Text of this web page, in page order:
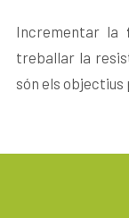
Incrementar la
treballar la
són els